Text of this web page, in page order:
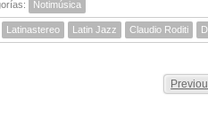
Notimúsica
Latinastereo Latin Jazz Claudio Roditi